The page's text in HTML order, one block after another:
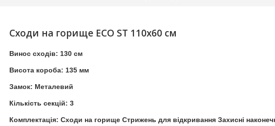
Сходи на горище ECO ST 110x60 см
Винос сходів: 130 см
Висота короба: 135 мм
Замок: Металевий
Кількість секцій: 3
Комплектація: Сходи на горище Стрижень для відкривання Захисні